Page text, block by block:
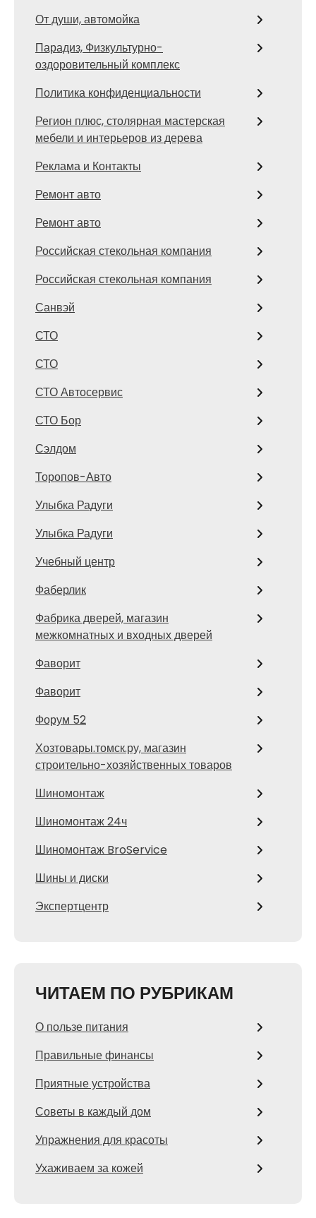
От души, автомойка
Парадиз, Физкультурно-
оздоровительный комплекс
Политика конфиденциальности
Регион плюс, столярная мастерская
мебели и интерьеров из дерева
Реклама и Контакты
Ремонт авто
Ремонт авто
Российская стекольная компания
Российская стекольная компания
Санвэй
СТО
СТО
СТО Автосервис
СТО Бор
Сэлдом
Торопов-Авто
Улыбка Радуги
Улыбка Радуги
Учебный центр
Фаберлик
Фабрика дверей, магазин
межкомнатных и входных дверей
Фаворит
Фаворит
Форум 52
Хозтовары.томск.ру, магазин
строительно-хозяйственных товаров
Шиномонтаж
Шиномонтаж 24ч
Шиномонтаж BroService
Шины и диски
Экспертцентр
ЧИТАЕМ ПО РУБРИКАМ
О пользе питания
Правильные финансы
Приятные устройства
Советы в каждый дом
Упражнения для красоты
Ухаживаем за кожей